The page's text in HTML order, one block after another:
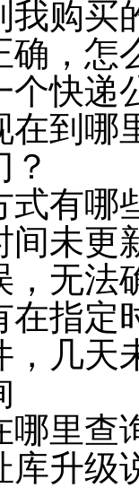
我购买
确，怎
个快递
在到哪
式有哪
间未更
，无法
在指定
，几天
哪里查
库升级